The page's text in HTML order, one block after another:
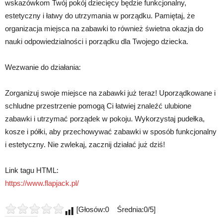
wskazówkom Twój pokój dziecięcy będzie funkcjonalny,
estetyczny i łatwy do utrzymania w porządku. Pamiętaj, że
organizacja miejsca na zabawki to również świetna okazja do
nauki odpowiedzialności i porządku dla Twojego dziecka.
Wezwanie do działania:
Zorganizuj swoje miejsce na zabawki już teraz! Uporządkowane i
schludne przestrzenie pomogą Ci łatwiej znaleźć ulubione
zabawki i utrzymać porządek w pokoju. Wykorzystaj pudełka,
kosze i półki, aby przechowywać zabawki w sposób funkcjonalny
i estetyczny. Nie zwlekaj, zacznij działać już dziś!
Link tagu HTML:
https://www.flapjack.pl/
[Głosów:0 Średnia:0/5]